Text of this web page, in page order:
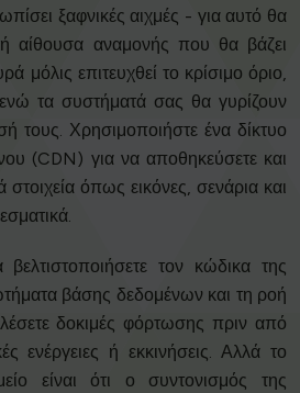
ξαφνικές αιχμές - για αυτό θα
αίθουσα αναμονής που θα βάζει
μόλις επιτευχθεί το κρίσιμο όριο,
τα συστήματά σας θα γυρίζουν
τους. Χρησιμοποιήστε ένα δίκτυο
(CDN) για να αποθηκεύσετε και
όπως εικόνες, σενάρια και
τον κώδικα της
βάσης δεδομένων και τη ροή
δοκιμές φόρτωσης πριν από
ενέργειες ή εκκινήσεις. Αλλά το
είναι ότι ο συντονισμός της